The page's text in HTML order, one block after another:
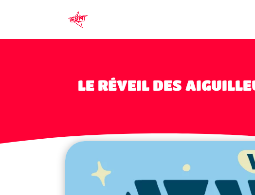
LE RÉVEIL DES